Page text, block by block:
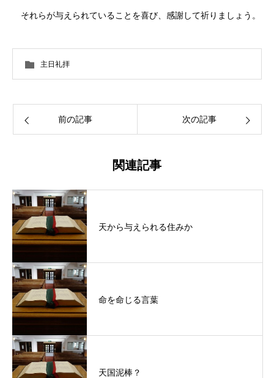
それらが与えられていることを喜び、感謝して祈りましょう。
主日礼拝
前の記事 次の記事
関連記事
天から与えられる住みか
命を命じる言葉
天国泥棒？